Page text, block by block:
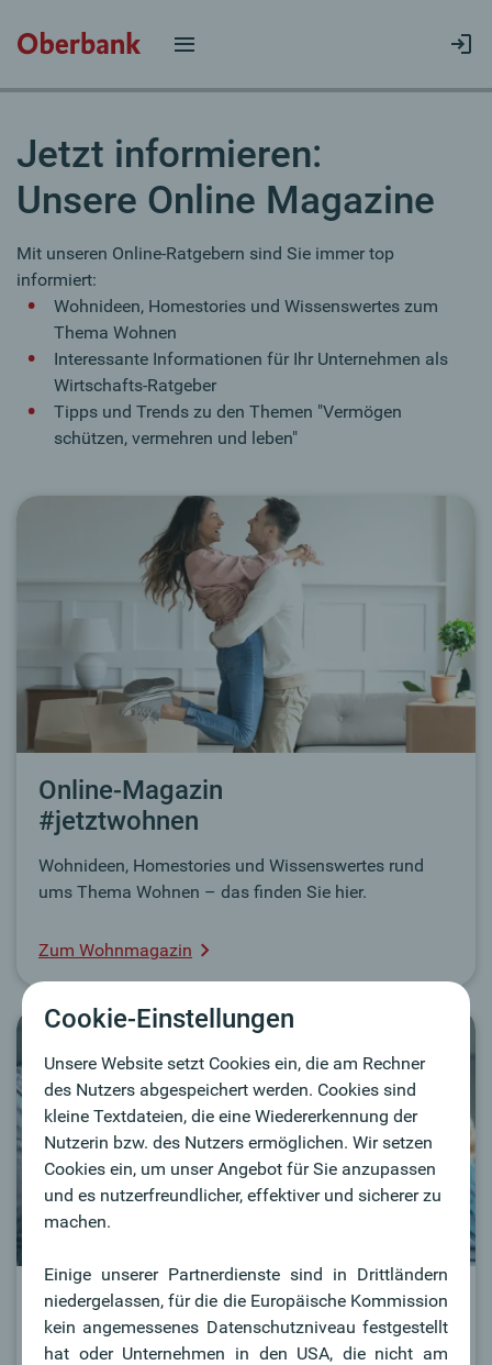
Jetzt informieren:
Unsere Online Magazine
Mit unseren Online-Ratgebern sind Sie immer top
informiert:
Wohnideen, Homestories und Wissenswertes zum
Thema Wohnen
Interessante Informationen für Ihr Unternehmen als
Wirtschafts-Ratgeber
Tipps und Trends zu den Themen "Vermögen
schützen, vermehren und leben"
Online-Magazin
#jetztwohnen
Wohnideen, Homestories und Wissenswertes rund
ums Thema Wohnen – das finden Sie hier.
Zum Wohnmagazin
Online-Ratgeber
#jetztunternehmen
Cookie-Einstellungen
Unsere Website setzt Cookies ein, die am Rechner
des Nutzers abgespeichert werden. Cookies sind
kleine Textdateien, die eine Wiedererkennung der
Nutzerin bzw. des Nutzers ermöglichen. Wir setzen
Cookies ein, um unser Angebot für Sie anzupassen
und es nutzerfreundlicher, effektiver und sicherer zu
machen.
Einige unserer Partnerdienste sind in Drittländern
niedergelassen, für die die Europäische Kommission
kein angemessenes Datenschutzniveau festgestellt
hat oder Unternehmen in den USA, die nicht am